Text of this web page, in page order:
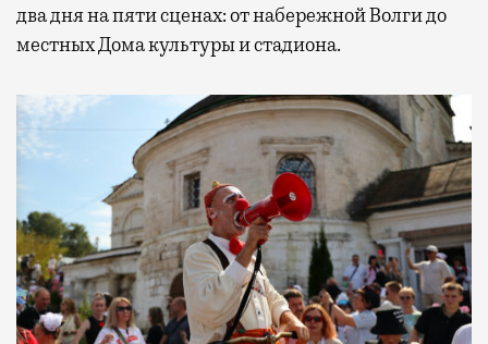
два дня на пяти сценах: от набережной Волги до
местных Дома культуры и стадиона.